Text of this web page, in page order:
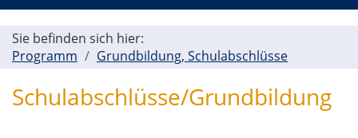
Sie befinden sich hier:
Programm
Grundbildung, Schulabschlüsse
Schulabschlüsse/Grundbildung